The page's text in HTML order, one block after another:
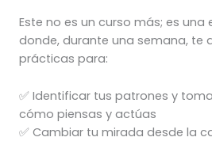
Este no es un curso más; es una
donde, durante una semana, te
prácticas para:
✅ Identificar tus patrones y
cómo piensas y actúas
✅ Cambiar tu mirada desde la